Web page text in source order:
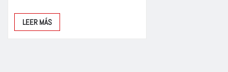
LEER MÁS